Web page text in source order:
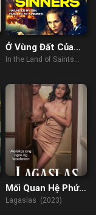
Ở Vùng Đất Của
Các Vị Thần Và
In the Land of Saints
Mối Quan Hệ Phức
Tạp
Lagaslas (2023)